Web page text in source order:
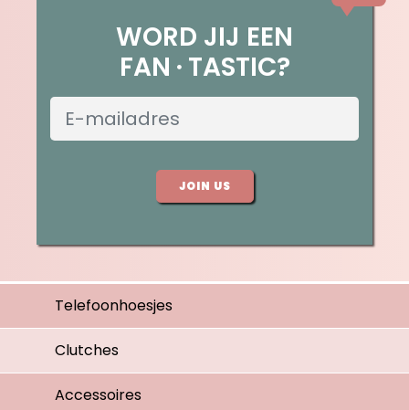
WORD JIJ EEN
FAN TASTIC?
JOIN US
Telefoonhoesjes
Clutches
Accessoires